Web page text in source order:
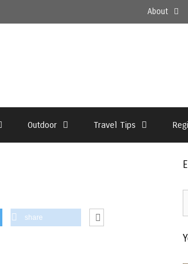
About
Outdoor Travel Tips
share